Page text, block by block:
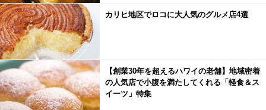
カリヒ地区でロコに大人気のグルメ店4選
【創業30年を超えるハワイの老舗】地域密着
の人気店で小腹を満たしてくれる「軽食＆ス
イーツ」特集